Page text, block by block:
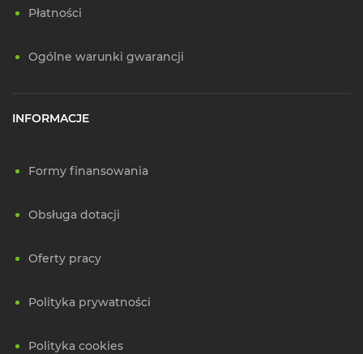
Płatności
Ogólne warunki gwarancji
INFORMACJE
Formy finansowania
Obsługa dotacji
Oferty pracy
Polityka prywatności
Polityka cookies